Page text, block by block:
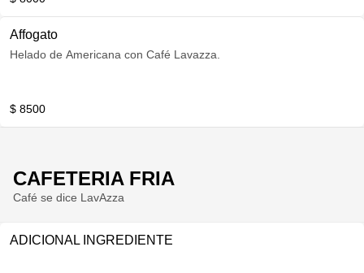
Affogato
Helado de Americana con Café Lavazza.
$ 8500
CAFETERIA FRIA
Café se dice LavAzza
ADICIONAL INGREDIENTE